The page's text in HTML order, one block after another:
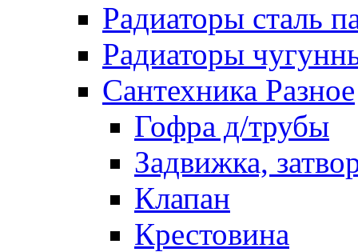
Радиаторы сталь
Радиаторы
Сантехника Разное
Гофра д/трубы
Задвижка,
Клапан
Крестовина